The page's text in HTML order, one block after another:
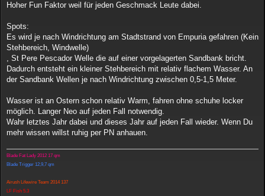
Hoher Fun Faktor weil für jeden Geschmack Leute dabei.
Spots:
Es wird je nach Windrichtung am Stadtstrand von Empuria gefahren (Kein
Stehbereich, Windwelle)
, St Pere Pescador Welle die auf einer vorgelagerten Sandbank bricht.
Dadurch entsteht ein kleiner Stehbereich mit relativ flachem Wasser. An
der Sandbank Wellen je nach Windrichtung zwischen 0,5-1,5 Meter.
Wasser ist an Ostern schon relativ Warm, fahren ohne schuhe locker
möglich. Langer Neo auf jeden Fall notwendig.
Wahr letztes Jahr dabei und dieses Jahr auf jeden Fall wieder. Wenn Du
mehr wissen willst ruhig per PN anhauen.
Blade Fat Lady 2012 17 qm
Blade Trigger 12,9,7 qm
Airush Lifewire Team 2014 137
LF Fish 5.3